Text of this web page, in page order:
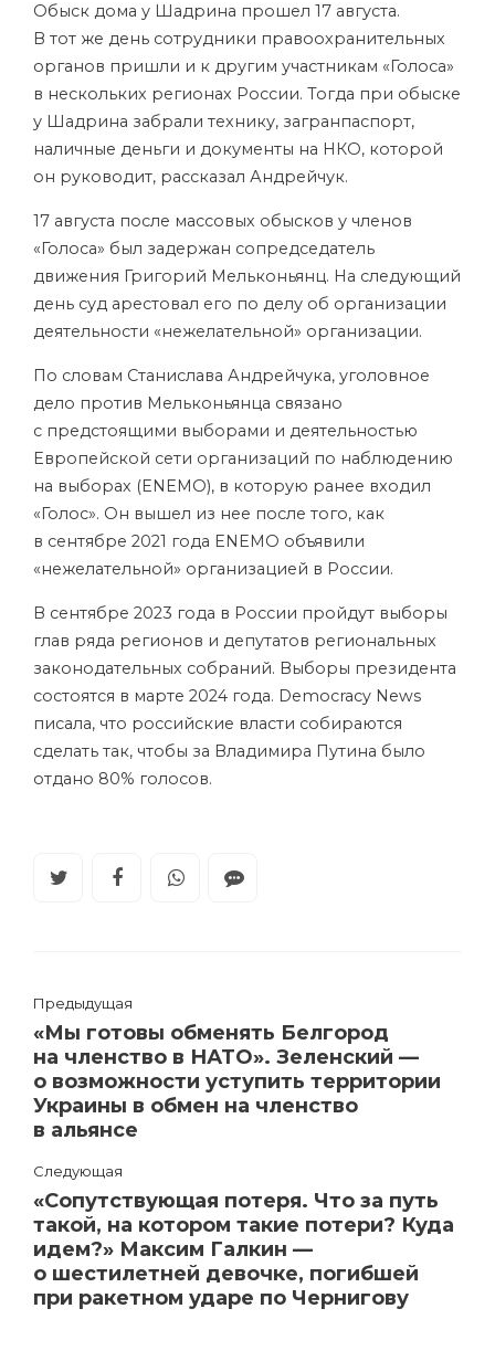
Обыск дома у Шадрина прошел 17 августа.
В тот же день сотрудники правоохранительных
органов пришли и к другим участникам «Голоса»
в нескольких регионах России. Тогда при обыске
у Шадрина забрали технику, загранпаспорт,
наличные деньги и документы на НКО, которой
он руководит, рассказал Андрейчук.
17 августа после массовых обысков у членов
«Голоса» был задержан сопредседатель
движения Григорий Мельконьянц. На следующий
день суд арестовал его по делу об организации
деятельности «нежелательной» организации.
По словам Станислава Андрейчука, уголовное
дело против Мельконьянца связано
с предстоящими выборами и деятельностью
Европейской сети организаций по наблюдению
на выборах (ENEMO), в которую ранее входил
«Голос». Он вышел из нее после того, как
в сентябре 2021 года ENEMO объявили
«нежелательной» организацией в России.
В сентябре 2023 года в России пройдут выборы
глав ряда регионов и депутатов региональных
законодательных собраний. Выборы президента
состоятся в марте 2024 года. Democracy News
писала, что российские власти собираются
сделать так, чтобы за Владимира Путина было
отдано 80% голосов.
Предыдущая
«Мы готовы обменять Белгород
на членство в НАТО». Зеленский —
о возможности уступить территории
Украины в обмен на членство
в альянсе
Следующая
«Сопутствующая потеря. Что за путь
такой, на котором такие потери? Куда
идем?» Максим Галкин —
о шестилетней девочке, погибшей
при ракетном ударе по Чернигову